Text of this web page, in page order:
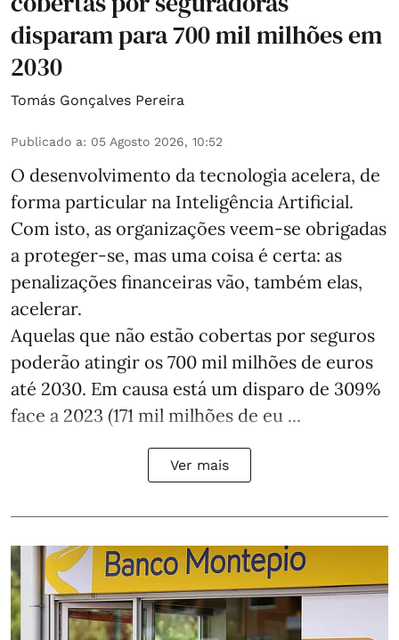
disparam para 700 mil milhões em
2030
Tomás Gonçalves Pereira
Publicado a: 05 Agosto 2026, 10:52
O desenvolvimento da tecnologia acelera, de
forma particular na Inteligência Artificial.
Com isto, as organizações veem-se obrigadas
a proteger-se, mas uma coisa é certa: as
penalizações financeiras vão, também elas,
acelerar.
Aquelas que não estão cobertas por seguros
poderão atingir os 700 mil milhões de euros
até 2030. Em causa está um disparo de 309%
face a 2023 (171 mil milhões de eu ...
Ver mais